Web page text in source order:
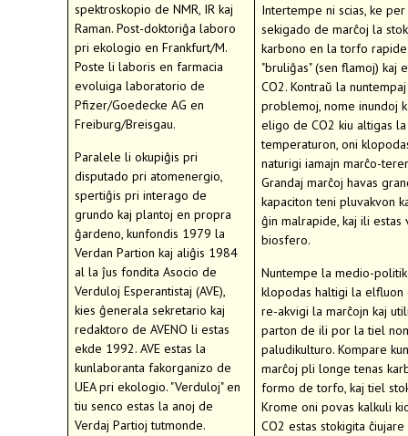
spektroskopio de NMR, IR kaj
Raman. Post-doktoriĝa laboro
pri ekologio en Frankfurt/M.
Poste li laboris en farmacia
evoluiga laboratorio de
Pfizer/Goedecke AG en
Freiburg/Breisgau.
Paralele li okupiĝis pri
disputado pri atomenergio,
spertiĝis pri interago de
grundo kaj plantoj en propra
ĝardeno, kunfondis 1979 la
Verdan Partion kaj aliĝis 1984
al la ĵus fondita Asocio de
Verduloj Esperantistaj (AVE),
kies ĝenerala sekretario kaj
redaktoro de AVENO li estas
ekde 1992. AVE estas la
kunlaboranta fakorganizo de
UEA pri ekologio. "Verduloj" en
tiu senco estas la anoj de
Verdaj Partioj tutmonde.
Intertempe ni scias, ke per
sekigado de marĉoj la
karbono en la torfo rapide
"bruliĝas" (sen flamoj) kaj
CO2. Kontraŭ la nuntempaj
problemoj, nome inundoj
eligo de CO2 kiu altigas
temperaturon, oni
naturigi iamajn marĉo-
Grandaj marĉoj havas
kapaciton teni pluvakvon
ĝin malrapide, kaj ili estas
biosfero.
Nuntempe la medio-
klopodas haltigi la elfluon
re-akvigi la marĉojn kaj
parton de ili por la tiel
paludikulturo. Kompare
marĉoj pli longe tenas
formo de torfo, kaj tiel
Krome oni povas kalkuli
CO2 estas stokigita